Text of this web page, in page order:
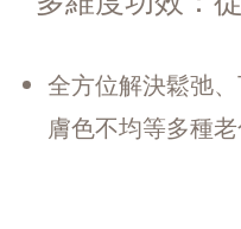
全方位解決鬆弛
膚色不均等多種老